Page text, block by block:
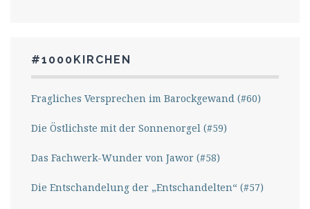
#1000KIRCHEN
Fragliches Versprechen im Barockgewand (#60)
Die Östlichste mit der Sonnenorgel (#59)
Das Fachwerk-Wunder von Jawor (#58)
Die Entschandelung der „Entschandelten“ (#57)